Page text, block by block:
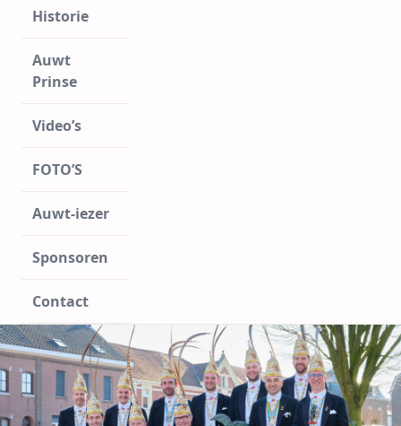
Historie
Auwt
Prinse
Video’s
FOTO’S
Auwt-iezer
Sponsoren
Contact